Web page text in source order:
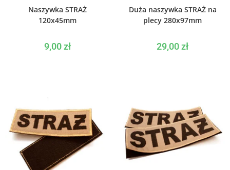
WYBIERZ OPCJE
Naszywka STRAŻ
120x45mm
9,00zł
Duża naszywka STRAŻ na
plecy 280x97mm
29,00zł